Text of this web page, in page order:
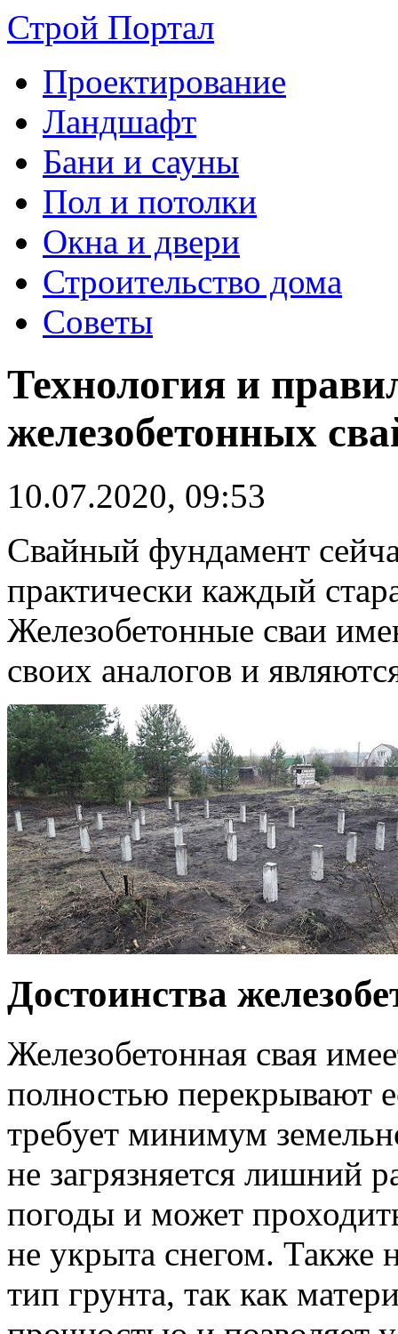
Строй Портал
Проектирование
Ландшафт
Бани и сауны
Пол и потолки
Окна и двери
Строительство дома
Советы
Технология и
железобетонных
10.07.2020, 09:53
Свайный фундамент
практически каждый
Железобетонные сваи
своих аналогов и
Достоинства
Железобетонная свая
полностью перекрывают
требует минимум
не загрязняется лишний
погоды и может
не укрыта снегом. Также
тип грунта, так как